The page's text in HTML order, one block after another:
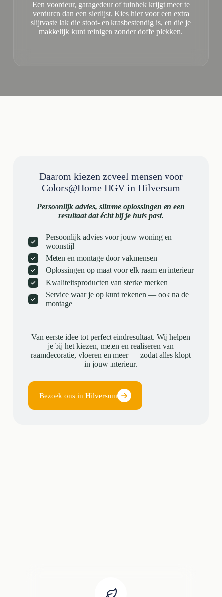
Een voordeur, garagedeur of tuinhek krijgt meer te
verduren dan een sierlijst. Kies hier voor een extra
slijtvaste lak die stoot- en krasbestendig is, en die je
makkelijk kunt reinigen zonder doffe plekken.
Daarom kiezen zoveel mensen voor
Colors@Home HGV in Hilversum
Persoonlijk advies, slimme oplossingen en een
resultaat dat écht bij je huis past.
Persoonlijk advies voor jouw woning en
woonstijl
Meten en montage door vakmensen
Oplossingen op maat voor elk raam en interieur
Kwaliteitsproducten van sterke merken
Service waar je op kunt rekenen — ook na de
montage
Van eerste idee tot perfect eindresultaat. Wij helpen
je bij het kiezen, meten en realiseren van
raamdecoratie, vloeren en meer — zodat alles klopt
in jouw interieur.
Bezoek ons in Hilversum